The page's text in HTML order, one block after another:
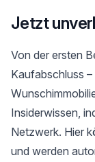
Jetzt
Von der ersten
Kaufabschluss
Insiderwissen,
Netzwerk. Hier
und werden